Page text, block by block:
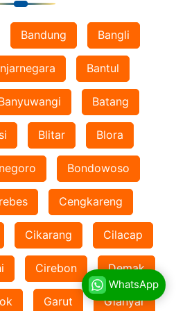
Bandung Bangli
Bantul
Batang
Blitar Blora
Bondowoso
Cengkareng
Cikarang Cilacap
Cirebon Demak
Garut Gianyar
WhatsApp